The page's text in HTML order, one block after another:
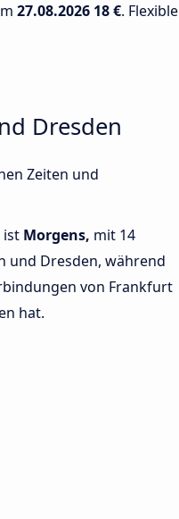
27.08.2026 18 €. Flexible
Dresden
Zeiten und
ist Morgens, mit 14
und Dresden, während
von Frankfurt
hat.